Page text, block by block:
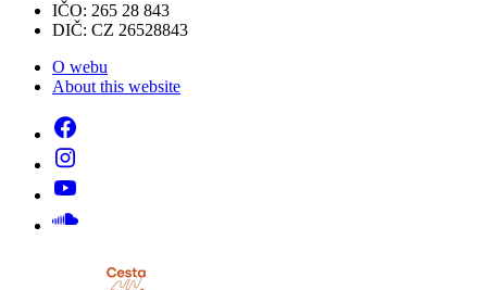
IČO: 265 28 843
DIČ: CZ 26528843
O webu
About this website